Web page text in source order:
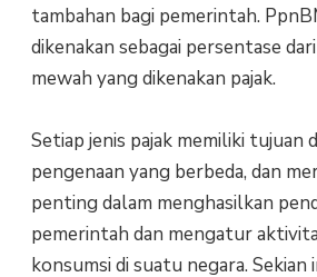
tambahan bagi pemerintah.
dikenakan sebagai persentase
mewah yang dikenakan pajak.
Setiap jenis pajak memiliki tujuan
pengenaan yang berbeda, dan
penting dalam menghasilkan
pemerintah dan mengatur
konsumsi di suatu negara.